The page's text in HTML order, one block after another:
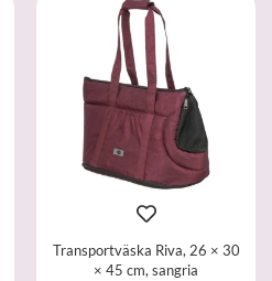
Transportväska Riva, 26 × 30
× 45 cm, sangria